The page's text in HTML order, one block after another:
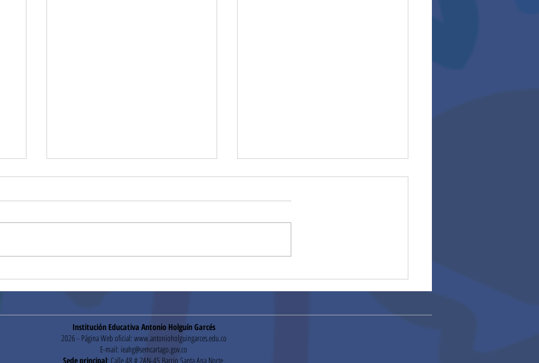
Holguinista cosecha diez
Intercolegiados 2025
Ospina brilla con medalla
Intercolegiados Nacionales
Institución Educativa Antonio Holguín Garcés
2026 - Página Web oficial: www.antonioholguingarces.edu.co
E-mail: ieahg@semcartago.gov.co
Sede principal: Calle 48 # 2AN-45 Barrio Santa Ana Norte.